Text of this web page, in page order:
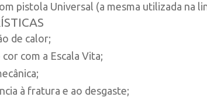
pistola Universal (a mesma utilizada na
de calor;
com a Escala Vita;
à fratura e ao desgaste;